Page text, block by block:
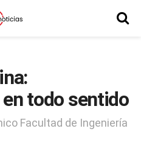
todo sentido
Facultad de Ingeniería